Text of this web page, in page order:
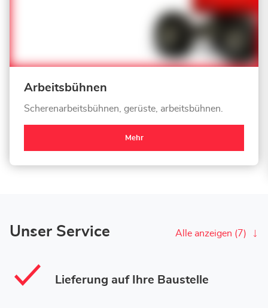
Arbeitsbühnen
Scherenarbeitsbühnen, gerüste, arbeitsbühnen.
Mehr
Unser Service Alle anzeigen (7)
Lieferung auf Ihre Baustelle